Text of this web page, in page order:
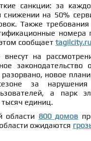
санкции: за
на 50%
Также
номера
сообщает tagilcity.ru
на
новое
за нарушения
а парк
единиц.
области 800 домов
ожидаются